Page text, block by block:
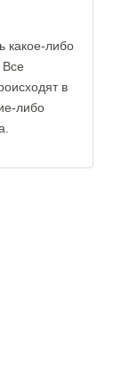
какое-либо
в
либо